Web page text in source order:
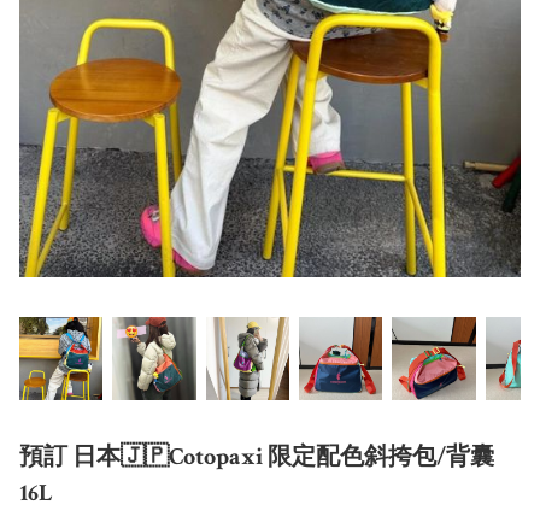
預訂 日本🇯🇵Cotopaxi 限定配色斜挎包/背囊
16L